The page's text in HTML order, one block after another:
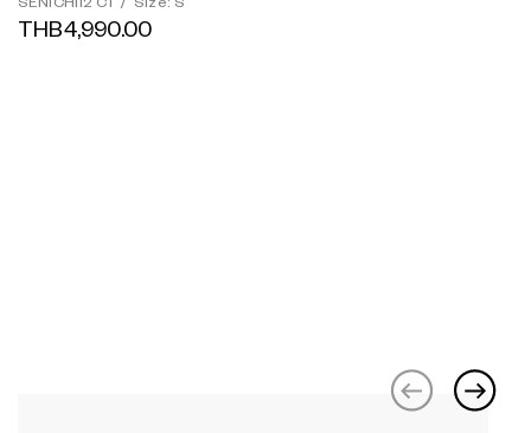
SENICHI12 C1 / Size: S
THB4,990.00